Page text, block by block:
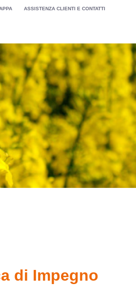
ASSISTENZA CLIENTI E CONTATTI
di Impegno